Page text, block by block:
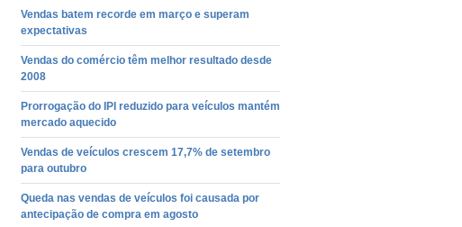
Vendas batem recorde em março e superam
expectativas
Vendas do comércio têm melhor resultado desde
2008
Prorrogação do IPI reduzido para veículos mantém
mercado aquecido
Vendas de veículos crescem 17,7% de setembro
para outubro
Queda nas vendas de veículos foi causada por
antecipação de compra em agosto